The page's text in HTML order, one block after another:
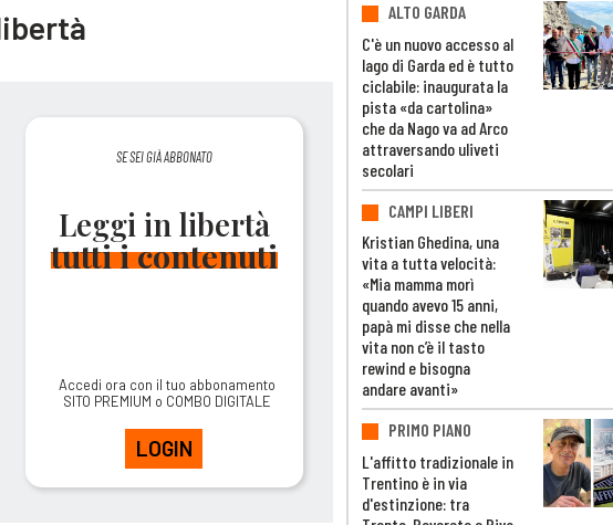
SE SEI GIÀ ABBONATO
Leggi in libertà
tutti i contenuti
Accedi ora con il tuo abbonamento
SITO PREMIUM o COMBO DIGITALE
LOGIN
ALTO GARDA
C'è un nuovo accesso al
lago di Garda ed è tutto
ciclabile: inaugurata la
pista «da cartolina»
che da Nago va ad Arco
attraversando uliveti
secolari
CAMPI LIBERI
Kristian Ghedina, una
vita a tutta velocità:
«Mia mamma morì
quando avevo 15 anni,
papà mi disse che nella
vita non c’è il tasto
rewind e bisogna
andare avanti»
PRIMO PIANO
L'affitto tradizionale in
Trentino è in via
d'estinzione: tra